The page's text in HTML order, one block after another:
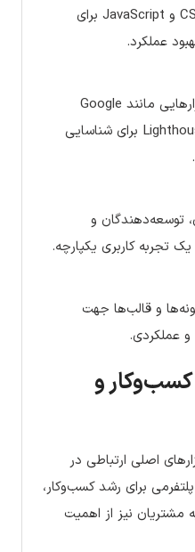
بهره‌گیری از فریمورک‌های CSS و JavaScript برای
عملکرد.
اجرای تست‌های منظم با ابزارهایی مانند Google
PageSpeed Insights و Lighthouse برای شناسایی
توسعه‌دهندگان و
تجربه کاربری یکپارچه.
و قالب‌ها جهت
و عملکردی.
و
اصلی ارتباطی در
برای رشد کسب‌وکار،
مشتریان نیز از اهمیت